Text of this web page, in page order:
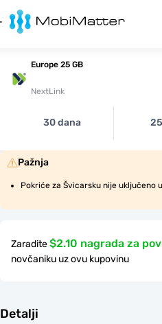
Europe 25 GB
NextLink
30 dana
Pažnja
Pokriće za Švicarsku nije uključeno
Zaradite$2.10 nagrada za
novčaniku uz ovu kupovinu
Detalji